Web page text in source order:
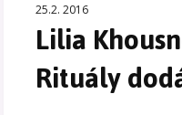
25.2. 2016
Lilia
Rituály